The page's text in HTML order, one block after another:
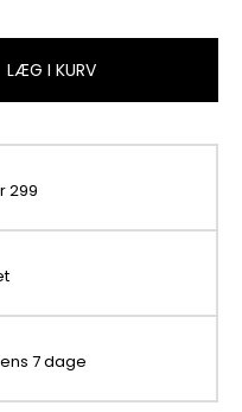
LÆG I KURV
299
7 dage